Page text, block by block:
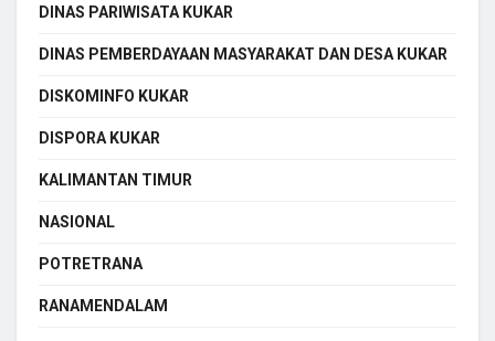
DINAS PARIWISATA KUKAR
DINAS PEMBERDAYAAN MASYARAKAT DAN DESA KUKAR
DISKOMINFO KUKAR
DISPORA KUKAR
KALIMANTAN TIMUR
NASIONAL
POTRETRANA
RANAMENDALAM